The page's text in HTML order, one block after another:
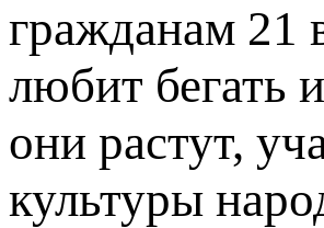
гражданам 21
любит бегать
они растут,
культуры